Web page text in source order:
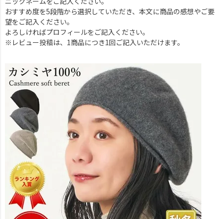
おすすめ度を5段階から選択していただき、本文に商品の感想やご要
望をご記入ください。
よろしければプロフィールをご記入ください。
※レビュー投稿は、1商品につき1回ご記入いただけます。